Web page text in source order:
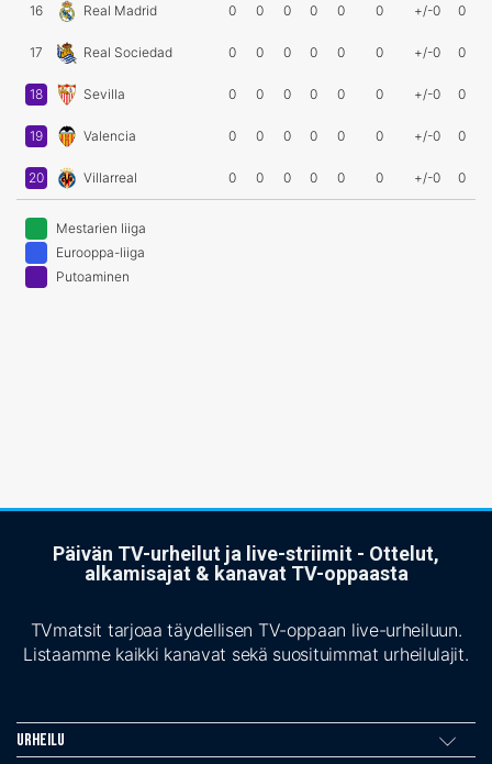
16 Real Madrid 0 0 0 0 0 0 +/-0 0
17 Real Sociedad 0 0 0 0 0 0 +/-0 0
18 Sevilla 0 0 0 0 0 0 +/-0 0
19 Valencia 0 0 0 0 0 0 +/-0 0
20 Villarreal 0 0 0 0 0 0 +/-0 0
Mestarien liiga
Eurooppa-liiga
Putoaminen
Päivän TV-urheilut ja live-striimit - Ottelut,
alkamisajat & kanavat TV-oppaasta
TVmatsit tarjoaa täydellisen TV-oppaan live-urheiluun.
Listaamme kaikki kanavat sekä suosituimmat urheilulajit.
Urheilu